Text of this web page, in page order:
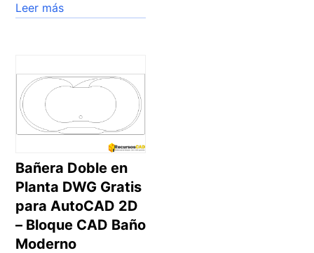
Leer más
Bañera Doble en
Planta DWG Gratis
para AutoCAD 2D
– Bloque CAD Baño
Moderno